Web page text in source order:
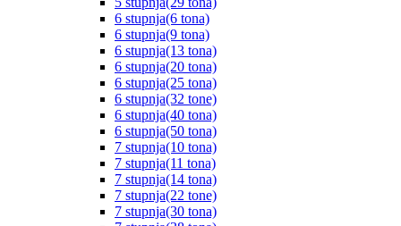
6 stupnja(6 tona)
6 stupnja(9 tona)
6 stupnja(13 tona)
6 stupnja(20 tona)
6 stupnja(25 tona)
6 stupnja(32 tone)
6 stupnja(40 tona)
6 stupnja(50 tona)
7 stupnja(10 tona)
7 stupnja(11 tona)
7 stupnja(14 tona)
7 stupnja(22 tone)
7 stupnja(30 tona)